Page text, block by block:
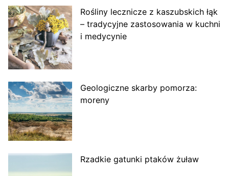
Rośliny lecznicze z kaszubskich łąk
– tradycyjne zastosowania w kuchni
i medycynie
Geologiczne skarby pomorza:
moreny
Rzadkie gatunki ptaków żuław